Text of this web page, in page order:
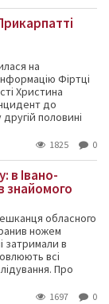
на
Фіртці
Христина
до
половині
1825 0
в Івано-
знайомого
обласного
ножем
затримали в
всі
Про
1697 0